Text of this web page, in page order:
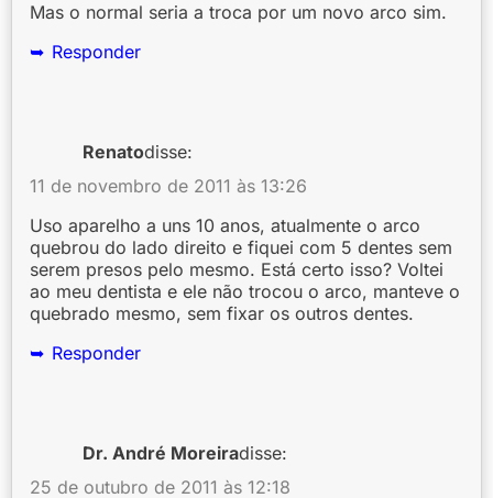
Mas o normal seria a troca por um novo arco sim.
Responder
Renatodisse:
11 de novembro de 2011 às 13:26
Uso aparelho a uns 10 anos, atualmente o arco
quebrou do lado direito e fiquei com 5 dentes sem
serem presos pelo mesmo. Está certo isso? Voltei
ao meu dentista e ele não trocou o arco, manteve o
quebrado mesmo, sem fixar os outros dentes.
Responder
Dr. André Moreiradisse:
25 de outubro de 2011 às 12:18